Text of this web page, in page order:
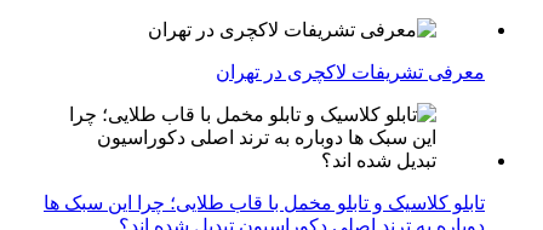
معرفی تشریفات لاکچری در تهران
تابلو کلاسیک و تابلو مخمل با قاب طلایی؛ چرا این سبک ها
دوباره به ترند اصلی دکوراسیون تبدیل شده اند؟